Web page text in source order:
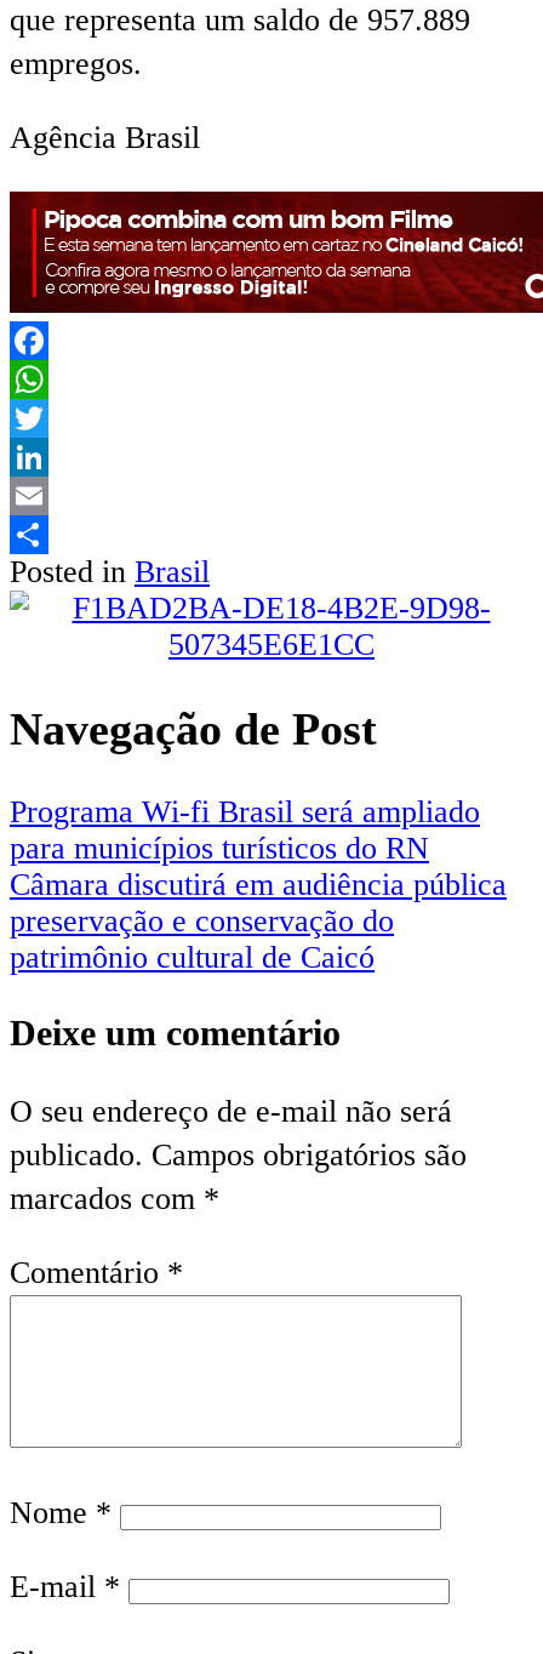
que representa um saldo de 957.889
empregos.
Agência Brasil
Facebook
WhatsApp
Twitter
LinkedIn
Email
Share
Posted in Brasil
Navegação de Post
Programa Wi-fi Brasil será ampliado
para municípios turísticos do RN
Câmara discutirá em audiência pública
preservação e conservação do
patrimônio cultural de Caicó
Deixe um comentário
O seu endereço de e-mail não será
publicado. Campos obrigatórios são
marcados com *
Comentário *
Nome *
E-mail *